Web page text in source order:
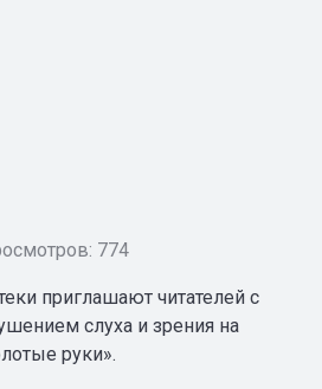
774
приглашают читателей с
слуха и зрения на
руки».